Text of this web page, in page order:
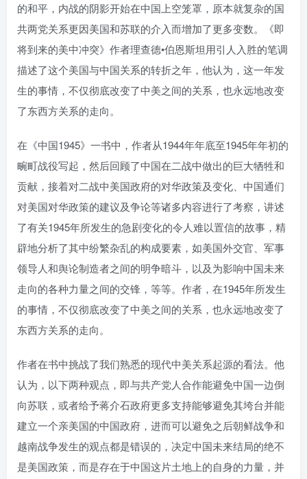
的和平，内战的阴影开始在中国上空笼罩，原本就复杂的国
共两党关系更因美国和苏联的介入而增加了更多变数。《即
将到来的美中冲突》作者理查德•伯恩斯坦用引人入胜的笔调
描述了这个美国与中国关系的转折之年，他认为，这一年发
生的事情，不仅彻底改变了中美之间的关系，也永远地改变
了东西方关系的走向。
在《中国1945》一书中，作者从1944年年底至1945年年初的
畹町战役写起，然后回顾了中国在二战中做出的巨大牺牲和
贡献，接着对二战中美国政府的对华政策及变化、中国通们
对美国对华政策的建议及争论等诸多内容进行了考察，讲述
了有关1945年所发生的急剧变化的令人难以置信的故事，精
辟地分析了其中纷繁杂乱的构成要素，如美国外交官、军事
领导人和舆论制造者之间的明争暗斗，以及为影响中国未来
走向的各种力量之间的交锋，等等。作者，在1945年所发生
的事情，不仅彻底改变了中美之间的关系，也永远地改变了
东西方关系的走向。
作者在书中挑战了我们熟悉的现代中美关系起源的看法。他
认为，以下两种观点，即与共产党人合作能避免中国一边倒
向苏联，或者给予蒋介石政府更多支持能够避免其垮台并能
建立一个亲美国的中国政府，进而可以避免之后朝鲜战争和
越南战争发生的观点都是错误的，决定中国未来结局的绝不
是美国政策，而是存在于中国这片土地上的自身的力量，并